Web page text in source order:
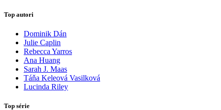
Top autori
Dominik Dán
Julie Caplin
Rebecca Yarros
Ana Huang
Sarah J. Maas
Táňa Keleová Vasilková
Lucinda Riley
Top série